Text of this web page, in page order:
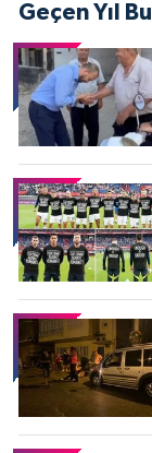
Geçen Yıl